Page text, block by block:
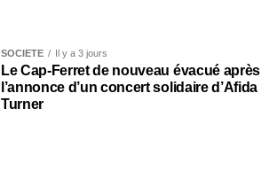
SOCIÉTÉ Il y a 3 jours
Le Cap-Ferret de nouveau évacué après
l’annonce d’un concert solidaire d’Afida
Turner